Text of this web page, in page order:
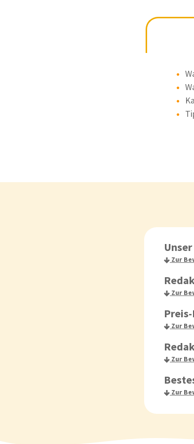
Zur
Zur
Zur
Zur
Zur